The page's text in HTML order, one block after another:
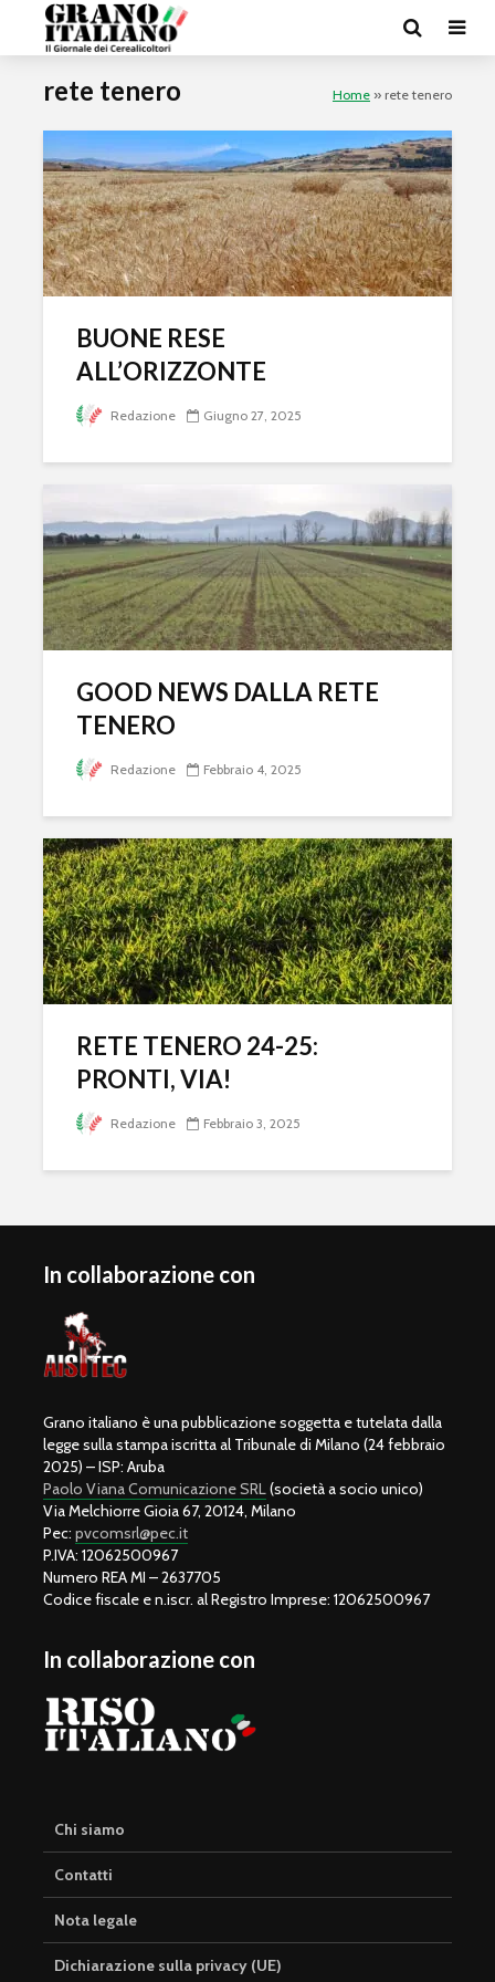
rete tenero Home » rete tenero
BUONE RESE
ALL’ORIZZONTE
Redazione Giugno 27, 2025
GOOD NEWS DALLA RETE
TENERO
Redazione Febbraio 4, 2025
RETE TENERO 24-25:
PRONTI, VIA!
Redazione Febbraio 3, 2025
In collaborazione con
Grano italiano è una pubblicazione soggetta e tutelata dalla
legge sulla stampa iscritta al Tribunale di Milano (24 febbraio
2025) – ISP: Aruba
Paolo Viana Comunicazione SRL(società a socio unico)
Via Melchiorre Gioia 67, 20124, Milano
Pec: pvcomsrl@pec.it
P.IVA: 12062500967
Numero REA MI – 2637705
Codice fiscale e n.iscr. al Registro Imprese: 12062500967
In collaborazione con
Chi siamo
Contatti
Nota legale
Dichiarazione sulla privacy (UE)